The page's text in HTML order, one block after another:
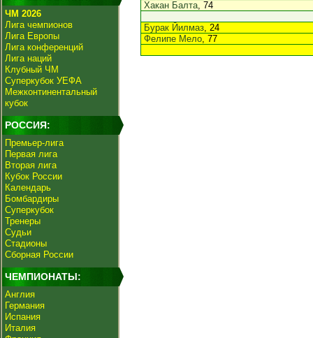
ЧМ 2026
Лига чемпионов
Лига Европы
Лига конференций
Лига наций
Клубный ЧМ
Суперкубок УЕФА
Межконтинентальный
кубок
РОССИЯ:
Премьер-лига
Первая лига
Вторая лига
Кубок России
Календарь
Бомбардиры
Суперкубок
Тренеры
Судьи
Стадионы
Сборная России
ЧЕМПИОНАТЫ:
Англия
Германия
Испания
Италия
Хакан Балта, 74
Бурак Йилмаз, 24
Фелипе Мело, 77